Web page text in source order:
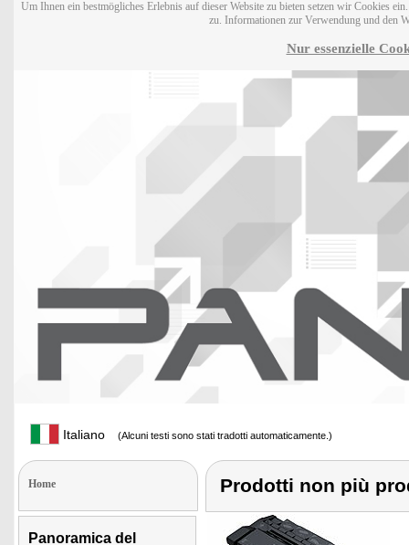
Um Ihnen ein bestmögliches Erlebnis auf dieser Website zu bieten setzen wir Cookies
zu. Informationen zur Verwendung und den
Nur essenzielle
Italiano (Alcuni testi sono stati tradotti automaticamente.)
Home
Panoramica del
Prodotti non più